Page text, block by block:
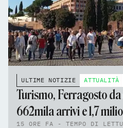
ULTIME NOTIZIE ATTUALITÀ
Turismo, Ferragosto
662mila arrivi e 1,7
15 ORE FA - TEMPO DI